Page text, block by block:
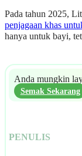
Pada tahun 2025,
penjagaan khas
hanya untuk bayi,
Anda mungkin
Semak Sekarang
PENULIS